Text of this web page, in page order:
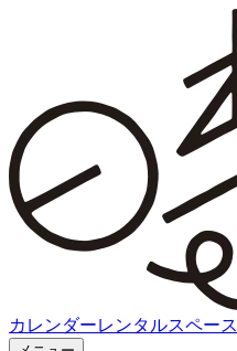
カレンダーレンタルスペース